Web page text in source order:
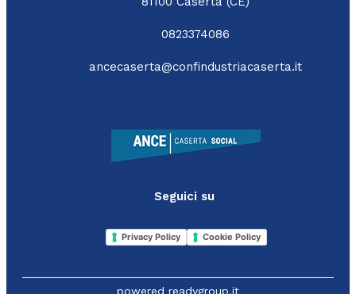
0823374086
ancecaserta@confindustriacaserta.it
Seguici su
Privacy Policy Cookie Policy
powered readygroup.it